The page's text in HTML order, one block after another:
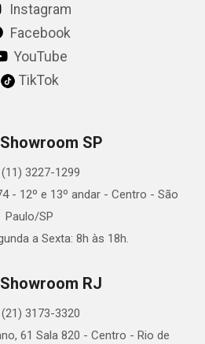
Instagram
Facebook
YouTube
TikTok
SP
(11) 3227-1299
- 12º e 13º andar - Centro - São
Paulo/SP
a Sexta: 8h às 18h.
RJ
(21) 3173-3320
61 Sala 820 - Centro - Rio de